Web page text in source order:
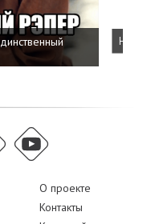
О проекте
Контакты